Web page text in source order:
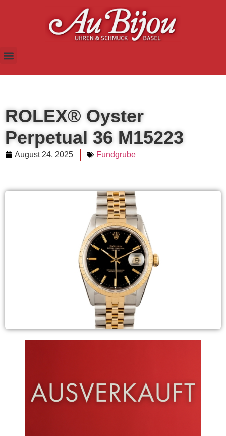
ROLEX® Oyster
Perpetual 36 M15223
August 24, 2025 Fundgrube